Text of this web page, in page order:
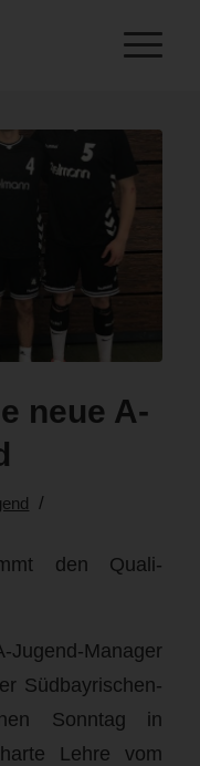
neue A-
/
den Quali-
Manager
Südbayrischen-
Sonntag in
Lehre vom